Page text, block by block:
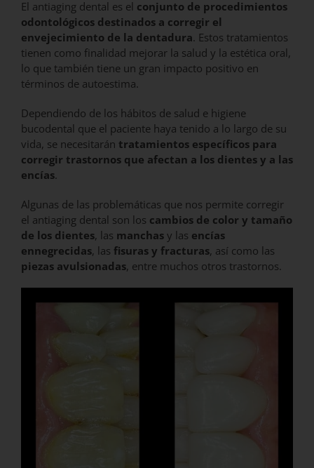
El antiaging dental es el conjunto de procedimientos
odontológicos destinados a corregir el
envejecimiento de la dentadura. Estos tratamientos
tienen como finalidad mejorar la salud y la estética oral,
lo que también tiene un gran impacto positivo en
términos de autoestima.
Dependiendo de los hábitos de salud e higiene
bucodental que el paciente haya tenido a lo largo de su
vida, se necesitarán tratamientos específicos para
corregir trastornos que afectan a los dientes y a las
encías.
Algunas de las problemáticas que nos permite corregir
el antiaging dental son los cambios de color y tamaño
de los dientes, las manchas y las encías
ennegrecidas, las fisuras y fracturas, así como las
piezas avulsionadas, entre muchos otros trastornos.